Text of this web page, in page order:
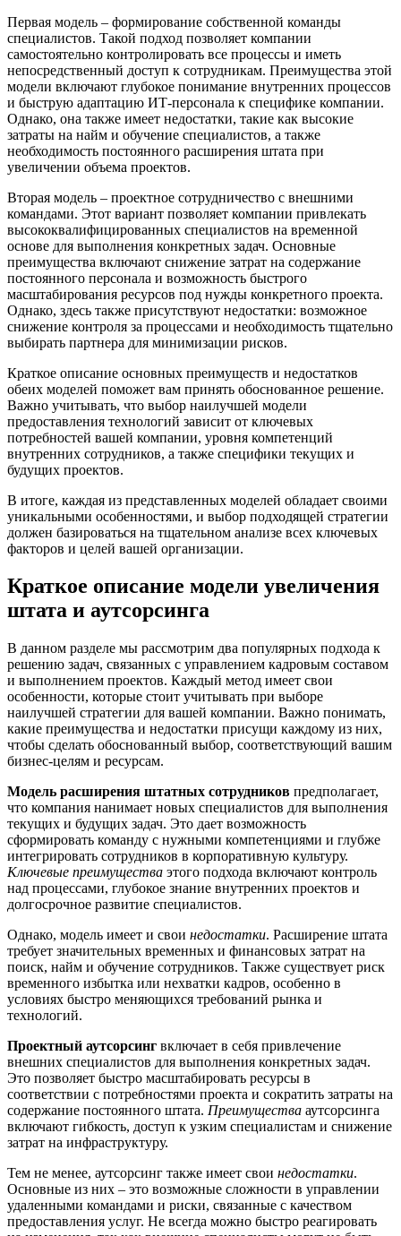
Первая модель – формирование собственной команды
специалистов. Такой подход позволяет компании
самостоятельно контролировать все процессы и иметь
непосредственный доступ к сотрудникам. Преимущества этой
модели включают глубокое понимание внутренних процессов
и быструю адаптацию ИТ-персонала к специфике компании.
Однако, она также имеет недостатки, такие как высокие
затраты на найм и обучение специалистов, а также
необходимость постоянного расширения штата при
увеличении объема проектов.
Вторая модель – проектное сотрудничество с внешними
командами. Этот вариант позволяет компании привлекать
высококвалифицированных специалистов на временной
основе для выполнения конкретных задач. Основные
преимущества включают снижение затрат на содержание
постоянного персонала и возможность быстрого
масштабирования ресурсов под нужды конкретного проекта.
Однако, здесь также присутствуют недостатки: возможное
снижение контроля за процессами и необходимость тщательно
выбирать партнера для минимизации рисков.
Краткое описание основных преимуществ и недостатков
обеих моделей поможет вам принять обоснованное решение.
Важно учитывать, что выбор наилучшей модели
предоставления технологий зависит от ключевых
потребностей вашей компании, уровня компетенций
внутренних сотрудников, а также специфики текущих и
будущих проектов.
В итоге, каждая из представленных моделей обладает своими
уникальными особенностями, и выбор подходящей стратегии
должен базироваться на тщательном анализе всех ключевых
факторов и целей вашей организации.
Краткое описание модели увеличения
штата и аутсорсинга
В данном разделе мы рассмотрим два популярных подхода к
решению задач, связанных с управлением кадровым составом
и выполнением проектов. Каждый метод имеет свои
особенности, которые стоит учитывать при выборе
наилучшей стратегии для вашей компании. Важно понимать,
какие преимущества и недостатки присущи каждому из них,
чтобы сделать обоснованный выбор, соответствующий вашим
бизнес-целям и ресурсам.
Модель расширения штатных сотрудников предполагает,
что компания нанимает новых специалистов для выполнения
текущих и будущих задач. Это дает возможность
сформировать команду с нужными компетенциями и глубже
интегрировать сотрудников в корпоративную культуру.
Ключевые преимущества этого подхода включают контроль
над процессами, глубокое знание внутренних проектов и
долгосрочное развитие специалистов.
Однако, модель имеет и свои недостатки. Расширение штата
требует значительных временных и финансовых затрат на
поиск, найм и обучение сотрудников. Также существует риск
временного избытка или нехватки кадров, особенно в
условиях быстро меняющихся требований рынка и
технологий.
Проектный аутсорсинг включает в себя привлечение
внешних специалистов для выполнения конкретных задач.
Это позволяет быстро масштабировать ресурсы в
соответствии с потребностями проекта и сократить затраты на
содержание постоянного штата. Преимущества аутсорсинга
включают гибкость, доступ к узким специалистам и снижение
затрат на инфраструктуру.
Тем не менее, аутсорсинг также имеет свои недостатки.
Основные из них – это возможные сложности в управлении
удаленными командами и риски, связанные с качеством
предоставления услуг. Не всегда можно быстро реагировать